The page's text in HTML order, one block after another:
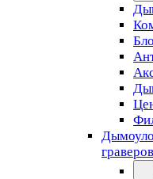
граверов